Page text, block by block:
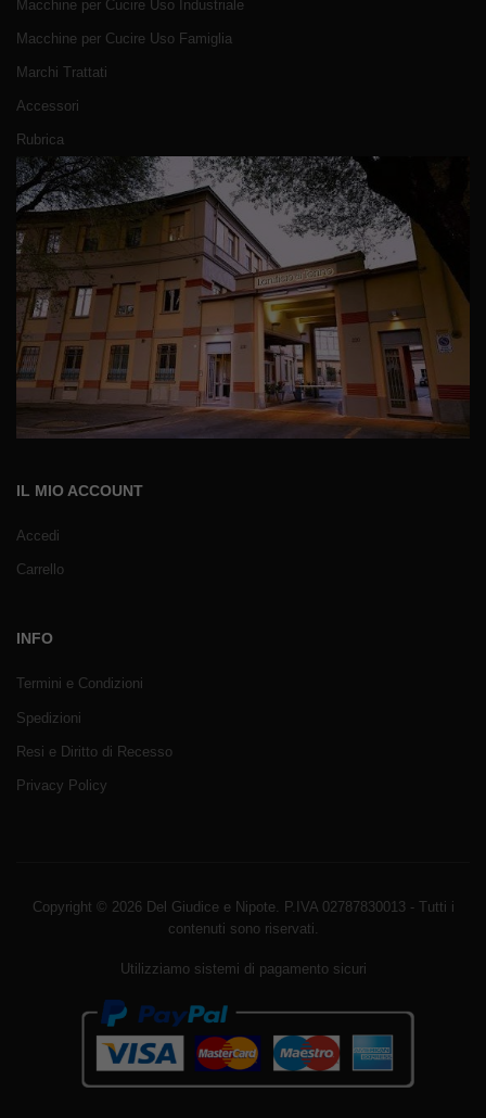
Macchine per Cucire Uso Industriale
Macchine per Cucire Uso Famiglia
Marchi Trattati
Accessori
Rubrica
IL MIO ACCOUNT
Accedi
Carrello
INFO
Termini e Condizioni
Spedizioni
Resi e Diritto di Recesso
Privacy Policy
Copyright © 2026 Del Giudice e Nipote. P.IVA 02787830013 - Tutti i
contenuti sono riservati.
Utilizziamo sistemi di pagamento sicuri